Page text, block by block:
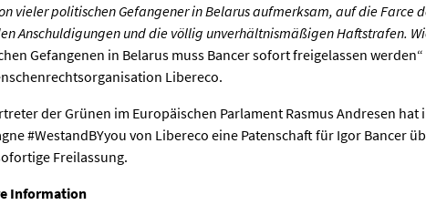
vieler politischen Gefangener in Belarus aufmerksam, auf die Farce
Anschuldigungen und die völlig unverhältnismäßigen Haftstrafen.
Gefangenen in Belarus muss Bancer sofort freigelassen
Libereco.
der Grünen im Europäischen Parlament Rasmus Andresen hat
#WestandBYyou von Libereco eine Patenschaft für Igor Bancer
Freilassung.
Information